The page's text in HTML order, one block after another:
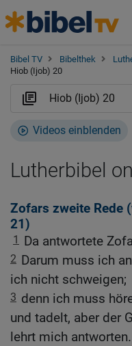
Bibel TV Bibelthek
Hiob (Ijob) 20
Videos einblenden
Lutherbibel
Zofars zweite Rede
21)
1 Da antwortete
2 Darum muss ich
ich nicht schweigen;
3 denn ich muss
und tadelt, aber der
lehrt mich antworten.